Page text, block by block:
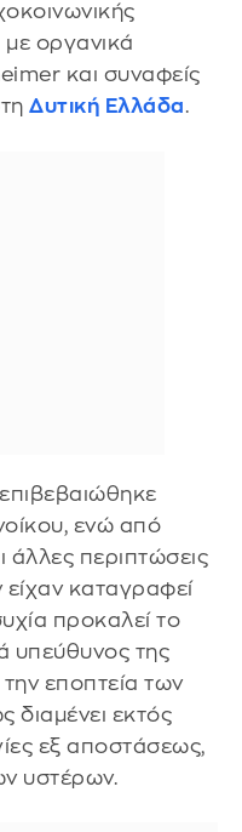
οργανικά
και συναφείς
Δυτική Ελλάδα.
ενώ από
άλλες περιπτώσεις
είχαν καταγραφεί
προκαλεί το
υπεύθυνος της
εποπτεία των
διαμένει εκτός
εξ αποστάσεως,
υστέρων.